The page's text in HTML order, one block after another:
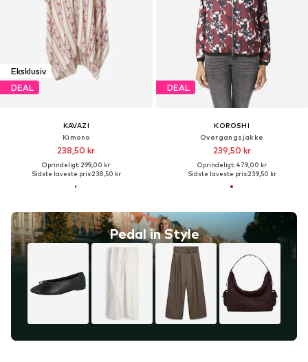
Eksklusiv
DEAL
KAVAZI
Kimono
238,50 kr
Oprindeligt: 299,00 kr
Sidste laveste pris:238,50 kr
Pedal in Style
DEAL
KOROSHI
Overgangsjakke
239,50 kr
Oprindeligt: 479,00 kr
Sidste laveste pris:239,50 kr